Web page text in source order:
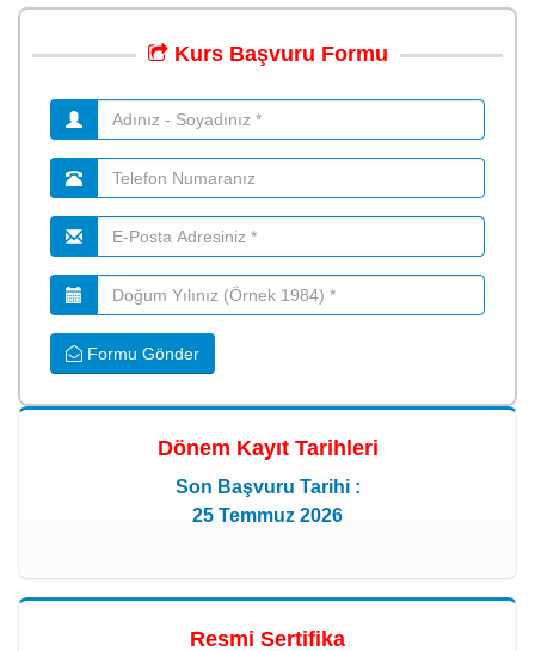
Kurs Başvuru Formu
Formu Gönder
Dönem Kayıt Tarihleri
Son Başvuru Tarihi :
25 Temmuz 2026
Resmi Sertifika